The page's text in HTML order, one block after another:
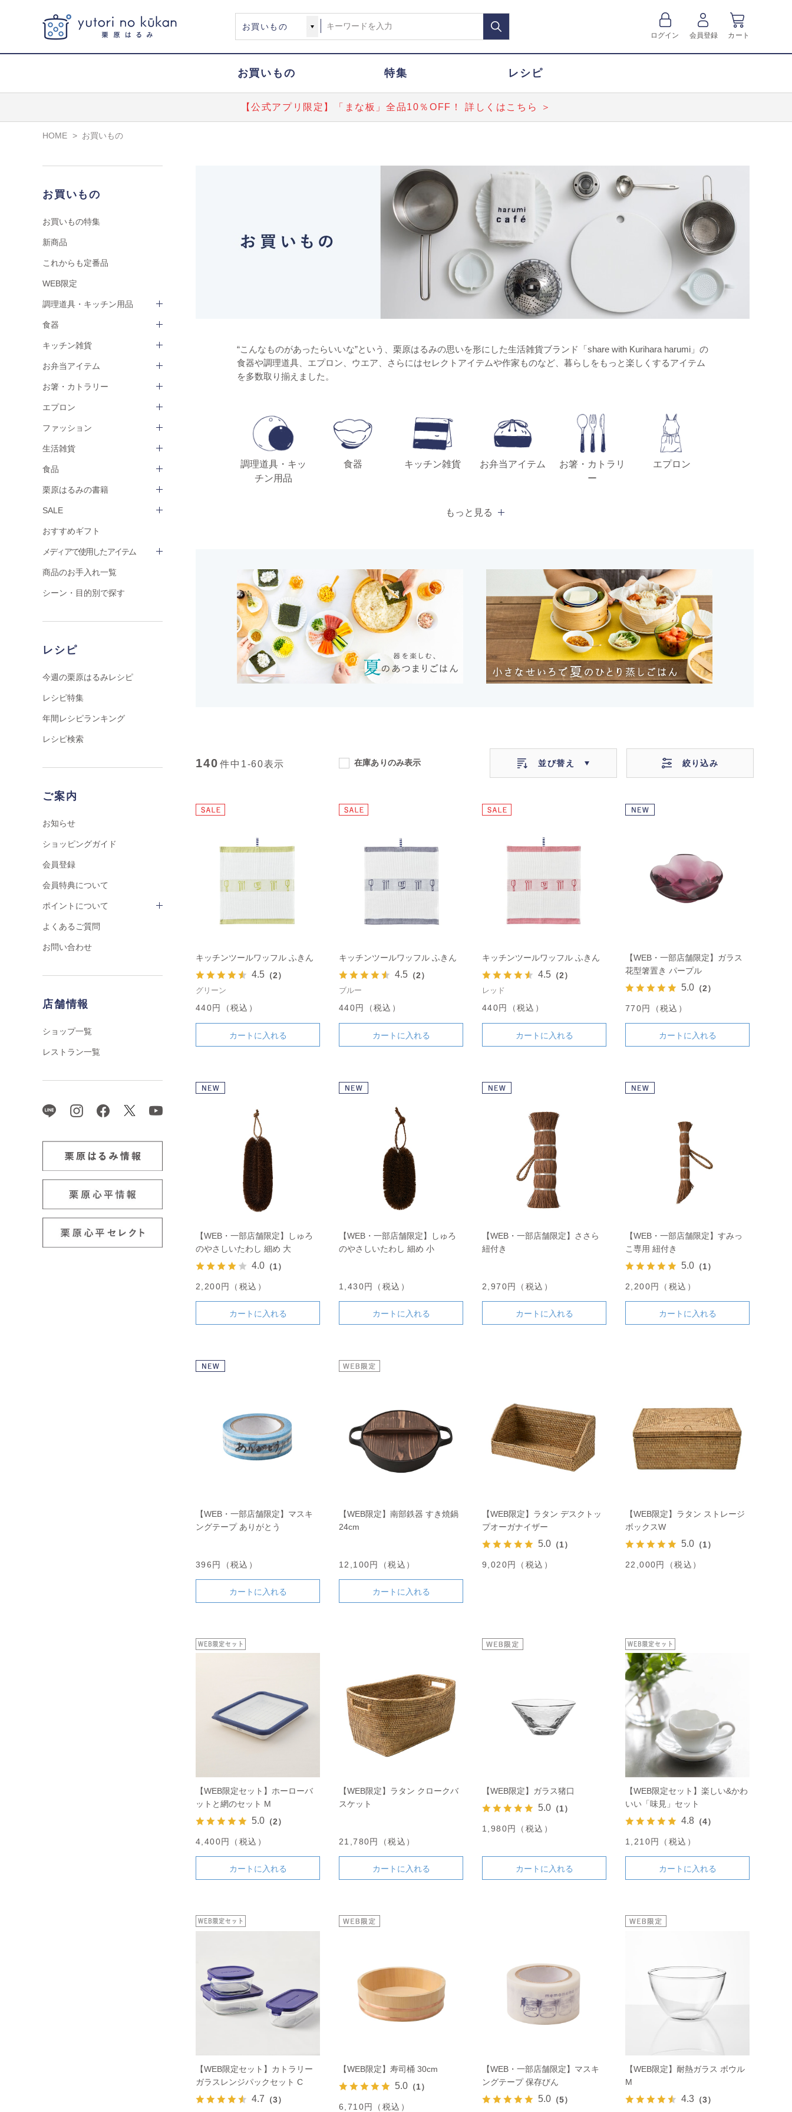
ログイン 会員登録 カート
お買いもの 特集 レシピ
【公式アプリ限定】「まな板」全品10％OFF！ 詳しくはこちら ＞
HOME > お買いもの
お買いもの
お買いもの特集
新商品
これからも定番品
WEB限定
調理道具・キッチン用品
食器
キッチン雑貨
お弁当アイテム
お箸・カトラリー
エプロン
ファッション
生活雑貨
食品
栗原はるみの書籍
SALE
おすすめギフト
メディアで使用したアイテム
商品のお手入れ一覧
シーン・目的別で探す
レシピ
今週の栗原はるみレシピ
レシピ特集
年間レシピランキング
レシピ検索
ご案内
お知らせ
ショッピングガイド
会員登録
会員特典について
ポイントについて
よくあるご質問
お問い合わせ
店舗情報
ショップ一覧
レストラン一覧
“こんなものがあったらいいな”という、栗原はるみの思いを形にした生活雑貨ブランド「share with Kurihara harumi」の
食器や調理道具、エプロン、ウエア、さらにはセレクトアイテムや作家ものなど、暮らしをもっと楽しくするアイテム
を多数取り揃えました。
調理道具・キッ
チン用品
食器 キッチン雑貨 お弁当アイテム
お箸・カトラリ
ー
エプロン
140 件中 1-60表示 在庫ありのみ表示 並び替え 絞り込み
キッチンツールワッフル ふきん
4.5 （2）
グリーン
440円（税込）
カートに入れる
キッチンツールワッフル ふきん
4.5 （2）
ブルー
440円（税込）
カートに入れる
キッチンツールワッフル ふきん
4.5 （2）
レッド
440円（税込）
カートに入れる
【WEB・一部店舗限定】ガラス
花型箸置き パープル
5.0 （2）
770円（税込）
カートに入れる
【WEB・一部店舗限定】しゅろ
のやさしいたわし 細め 大
4.0 （1）
2,200円（税込）
カートに入れる
【WEB・一部店舗限定】しゅろ
のやさしいたわし 細め 小
1,430円（税込）
カートに入れる
【WEB・一部店舗限定】ささら
紐付き
2,970円（税込）
カートに入れる
【WEB・一部店舗限定】すみっ
こ専用 紐付き
5.0 （1）
2,200円（税込）
カートに入れる
【WEB・一部店舗限定】マスキ
ングテープ ありがとう
396円（税込）
カートに入れる
【WEB限定】南部鉄器 すき焼鍋
24cm
12,100円（税込）
カートに入れる
【WEB限定】ラタン デスクトッ
プオーガナイザー
5.0 （1）
9,020円（税込）
【WEB限定】ラタン ストレージ
ボックスW
5.0 （1）
22,000円（税込）
【WEB限定セット】ホーローバ
ットと網のセット M
5.0 （2）
4,400円（税込）
カートに入れる
【WEB限定】ラタン クロークバ
スケット
21,780円（税込）
カートに入れる
【WEB限定】ガラス猪口
5.0 （1）
1,980円（税込）
カートに入れる
【WEB限定セット】楽しい&かわ
いい「味見」セット
4.8 （4）
1,210円（税込）
カートに入れる
【WEB限定セット】カトラリー
ガラスレンジパックセット C
4.7 （3）
【WEB限定】寿司桶 30cm
5.0 （1）
6,710円（税込）
【WEB・一部店舗限定】マスキ
ングテープ 保存びん
5.0 （5）
【WEB限定】耐熱ガラス ボウル
M
4.3 （3）